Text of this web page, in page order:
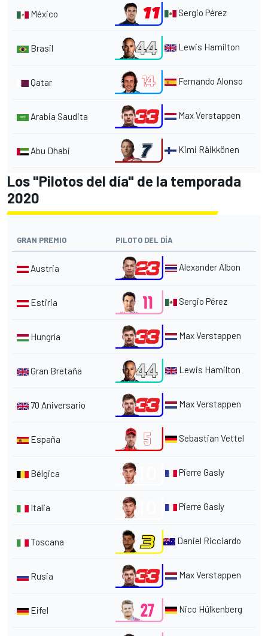
México Sergio Pérez
Brasil Lewis Hamilton
Qatar Fernando Alonso
Arabia Saudita Max Verstappen
Abu Dhabi Kimi Räikkönen
Los "Pilotos del día" de la temporada
2020
GRAN PREMIO PILOTO DEL DÍA
Austria Alexander Albon
Estiria Sergio Pérez
Hungría Max Verstappen
Gran Bretaña Lewis Hamilton
70 Aniversario Max Verstappen
España Sebastian Vettel
Bélgica Pierre Gasly
Italia Pierre Gasly
Toscana Daniel Ricciardo
Rusia Max Verstappen
Eifel Nico Hülkenberg